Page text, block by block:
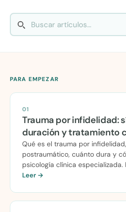
PARA EMPEZAR
01
Trauma por infidelidad:
duración y tratamiento
Qué es el trauma por
postraumático, cuánto dura y
psicología clínica especializada.
Leer →